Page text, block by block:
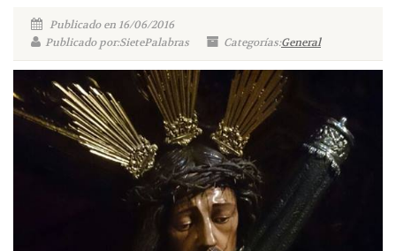
Publicado en 16/06/2016
Publicado por:SietePalabras
Categorías:General